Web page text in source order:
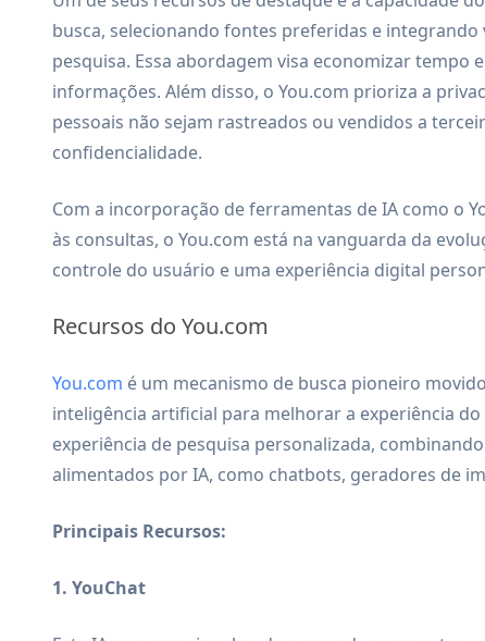
busca, selecionando fontes preferidas e
pesquisa. Essa abordagem visa economizar tempo
informações. Além disso, o You.com prioriza a
pessoais não sejam rastreados ou vendidos a
confidencialidade.
Com a incorporação de ferramentas de IA como o
às consultas, o You.com está na vanguarda da
controle do usuário e uma experiência digital
Recursos do You.com
You.com é um mecanismo de busca pioneiro
inteligência artificial para melhorar a experiência
experiência de pesquisa personalizada,
alimentados por IA, como chatbots, geradores de
Principais Recursos:
1. YouChat